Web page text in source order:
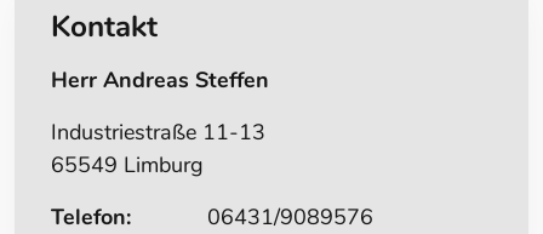
Kontakt
Herr Andreas Steffen
Industriestraße 11-13
65549 Limburg
Telefon:
06431/9089576